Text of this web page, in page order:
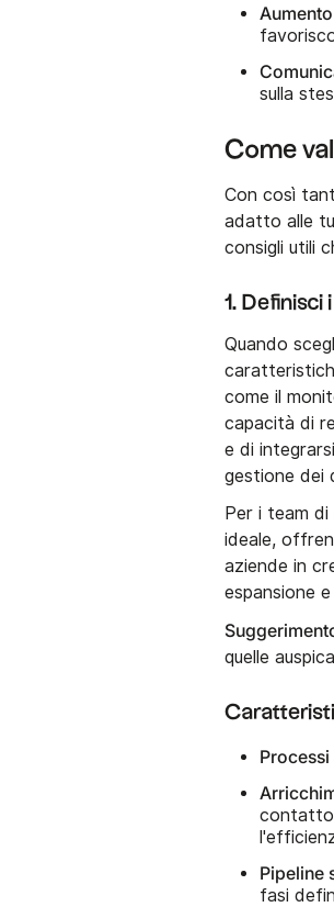
sulla
Come
Con così
adatto alle
consigli utili
1. Definisci
Quando
come il
capacità di
e di
gestione dei
Per i team
ideale,
aziende in
espansione
quelle
contatto
Pipeline
fasi